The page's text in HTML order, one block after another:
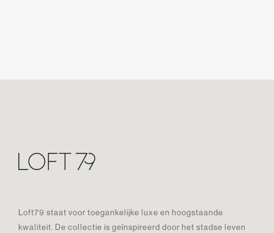
Loft79 staat voor toegankelijke luxe en hoogstaande
kwaliteit. De collectie is geïnspireerd door het stadse leven